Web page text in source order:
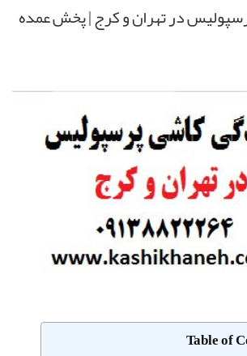
در تهران و کرج | پخش عمده
Table of